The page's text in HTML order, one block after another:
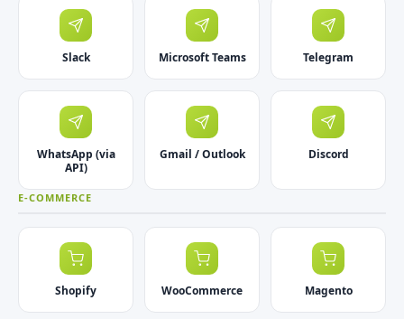
Slack Microsoft Teams Telegram
WhatsApp (via
API)
Gmail / Outlook Discord
E-COMMERCE
Shopify WooCommerce Magento